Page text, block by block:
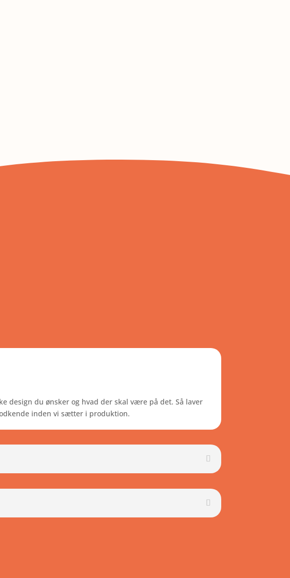
design du ønsker og hvad der skal være på det. Så laver
inden vi sætter i produktion.